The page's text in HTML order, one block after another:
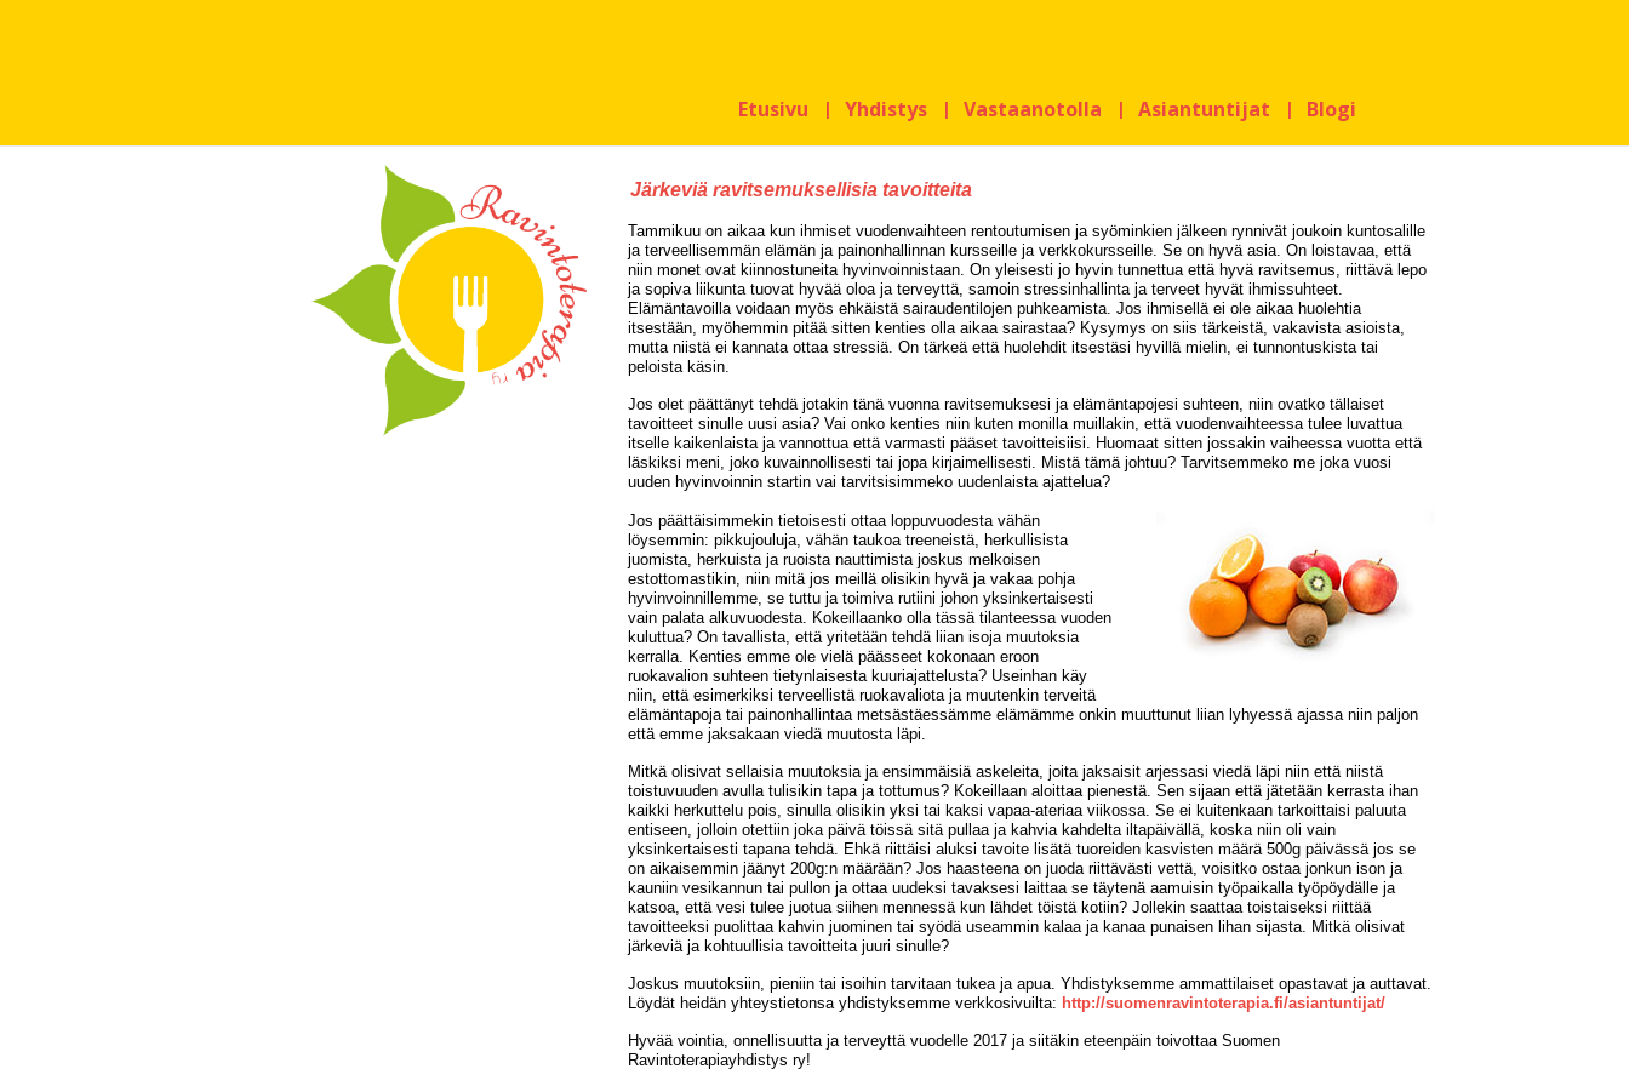
Etusivu Yhdistys Vastaanotolla Asiantuntijat Blogi
Järkeviä ravitsemuksellisia tavoitteita
Tammikuu on aikaa kun ihmiset vuodenvaihteen rentoutumisen ja syöminkien jälkeen rynnivät joukoin kuntosalille
ja terveellisemmän elämän ja painonhallinnan kursseille ja verkkokursseille. Se on hyvä asia. On loistavaa, että
niin monet ovat kiinnostuneita hyvinvoinnistaan. On yleisesti jo hyvin tunnettua että hyvä ravitsemus, riittävä lepo
ja sopiva liikunta tuovat hyvää oloa ja terveyttä, samoin stressinhallinta ja terveet hyvät ihmissuhteet.
Elämäntavoilla voidaan myös ehkäistä sairaudentilojen puhkeamista. Jos ihmisellä ei ole aikaa huolehtia
itsestään, myöhemmin pitää sitten kenties olla aikaa sairastaa? Kysymys on siis tärkeistä, vakavista asioista,
mutta niistä ei kannata ottaa stressiä. On tärkeä että huolehdit itsestäsi hyvillä mielin, ei tunnontuskista tai
peloista käsin.
Jos olet päättänyt tehdä jotakin tänä vuonna ravitsemuksesi ja elämäntapojesi suhteen, niin ovatko tällaiset
tavoitteet sinulle uusi asia? Vai onko kenties niin kuten monilla muillakin, että vuodenvaihteessa tulee luvattua
itselle kaikenlaista ja vannottua että varmasti pääset tavoitteisiisi. Huomaat sitten jossakin vaiheessa vuotta että
läskiksi meni, joko kuvainnollisesti tai jopa kirjaimellisesti. Mistä tämä johtuu? Tarvitsemmeko me joka vuosi
uuden hyvinvoinnin startin vai tarvitsisimmeko uudenlaista ajattelua?
Jos päättäisimmekin tietoisesti ottaa loppuvuodesta vähän
löysemmin: pikkujouluja, vähän taukoa treeneistä, herkullisista
juomista, herkuista ja ruoista nauttimista joskus melkoisen
estottomastikin, niin mitä jos meillä olisikin hyvä ja vakaa pohja
hyvinvoinnillemme, se tuttu ja toimiva rutiini johon yksinkertaisesti
vain palata alkuvuodesta. Kokeillaanko olla tässä tilanteessa vuoden
kuluttua? On tavallista, että yritetään tehdä liian isoja muutoksia
kerralla. Kenties emme ole vielä päässeet kokonaan eroon
ruokavalion suhteen tietynlaisesta kuuriajattelusta? Useinhan käy
niin, että esimerkiksi terveellistä ruokavaliota ja muutenkin terveitä
elämäntapoja tai painonhallintaa metsästäessämme elämämme onkin muuttunut liian lyhyessä ajassa niin paljon
että emme jaksakaan viedä muutosta läpi.
Mitkä olisivat sellaisia muutoksia ja ensimmäisiä askeleita, joita jaksaisit arjessasi viedä läpi niin että niistä
toistuvuuden avulla tulisikin tapa ja tottumus? Kokeillaan aloittaa pienestä. Sen sijaan että jätetään kerrasta ihan
kaikki herkuttelu pois, sinulla olisikin yksi tai kaksi vapaa-ateriaa viikossa. Se ei kuitenkaan tarkoittaisi paluuta
entiseen, jolloin otettiin joka päivä töissä sitä pullaa ja kahvia kahdelta iltapäivällä, koska niin oli vain
yksinkertaisesti tapana tehdä. Ehkä riittäisi aluksi tavoite lisätä tuoreiden kasvisten määrä 500g päivässä jos se
on aikaisemmin jäänyt 200g:n määrään? Jos haasteena on juoda riittävästi vettä, voisitko ostaa jonkun ison ja
kauniin vesikannun tai pullon ja ottaa uudeksi tavaksesi laittaa se täytenä aamuisin työpaikalla työpöydälle ja
katsoa, että vesi tulee juotua siihen mennessä kun lähdet töistä kotiin? Jollekin saattaa toistaiseksi riittää
tavoitteeksi puolittaa kahvin juominen tai syödä useammin kalaa ja kanaa punaisen lihan sijasta. Mitkä olisivat
järkeviä ja kohtuullisia tavoitteita juuri sinulle?
Joskus muutoksiin, pieniin tai isoihin tarvitaan tukea ja apua. Yhdistyksemme ammattilaiset opastavat ja auttavat.
Löydät heidän yhteystietonsa yhdistyksemme verkkosivuilta: http://suomenravintoterapia.fi/asiantuntijat/
Hyvää vointia, onnellisuutta ja terveyttä vuodelle 2017 ja siitäkin eteenpäin toivottaa Suomen
Ravintoterapiayhdistys ry!